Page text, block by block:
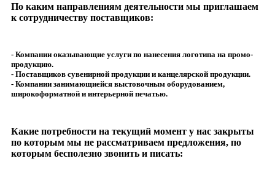
По каким направлениям деятельности мы приглашаем
к сотрудничеству поставщиков:
- Компании оказывающие услуги по нанесения логотипа на промо-
продукцию.
- Поставщиков сувенирной продукции и канцелярской продукции.
- Компании занимающиейся выстовочным оборудованием,
широкоформатной и интерьерной печатью.
Какие потребности на текущий момент у нас закрыты
по которым мы не рассматриваем предложения, по
которым бесполезно звонить и писать: